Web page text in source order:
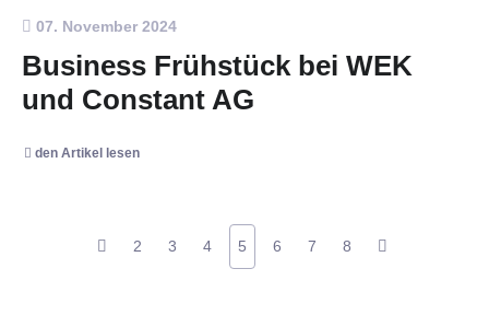
07. November 2024
Business Frühstück bei WEK
und Constant AG
den Artikel lesen
2 3 4 5 6 7 8